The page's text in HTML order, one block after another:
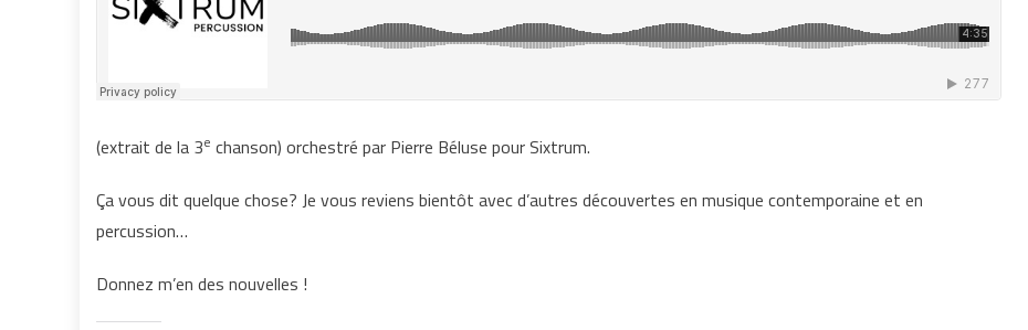
(extrait de la 3e chanson) orchestré par Pierre Béluse pour Sixtrum.
Ça vous dit quelque chose? Je vous reviens bientôt avec d’autres découvertes en musique contemporaine et en
percussion…
Donnez m’en des nouvelles !